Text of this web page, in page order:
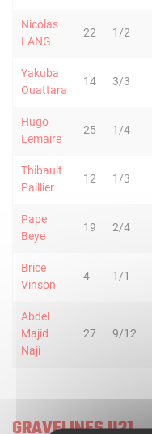
Nicolas
LANG
22 1/2
Yakuba
Ouattara
14 3/3
Hugo
Lemaire
25 1/4
Thibault
Paillier
12 1/3
Pape
Beye
19 2/4
Brice
Vinson
4 1/1
Abdel
Majid
Naji
27 9/12
GRAVELINES U21